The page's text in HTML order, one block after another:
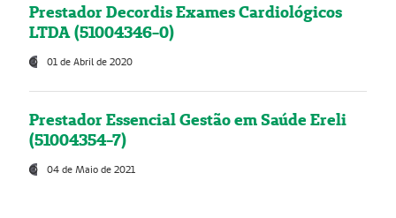
Prestador Decordis Exames Cardiológicos
LTDA (51004346-0)
01 de Abril de 2020
Prestador Essencial Gestão em Saúde Ereli
(51004354-7)
04 de Maio de 2021